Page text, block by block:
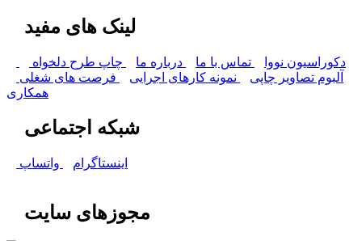
لینک های مفید
دکوراسیون نووا تماس با ما درباره ما
چاپ طرح دلخواه
آلبوم تصاویر چاپی
نمونه کارهای اجرایی
فرصت های شغلی
همکاری
شبکه اجتماعی
اینستاگرام واتساپ
مجوزهای سایت